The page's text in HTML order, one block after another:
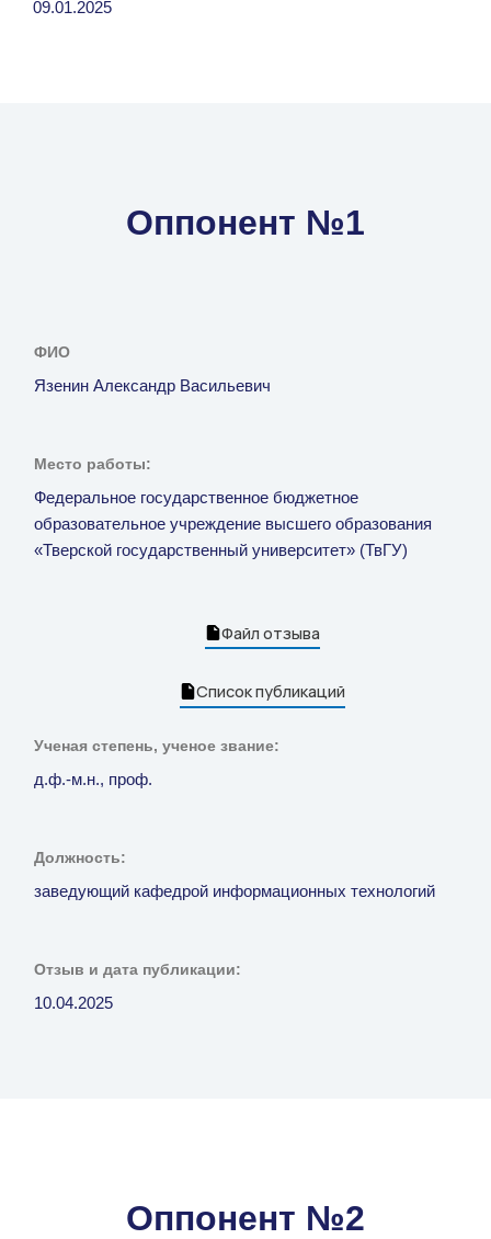
09.01.2025
Оппонент №1
ФИО
Язенин Александр Васильевич
Место работы:
Федеральное государственное бюджетное
образовательное учреждение высшего образования
«Тверской государственный университет» (ТвГУ)
Файл отзыва
Список публикаций
Ученая степень, ученое звание:
д.ф.-м.н., проф.
Должность:
заведующий кафедрой информационных технологий
Отзыв и дата публикации:
10.04.2025
Оппонент №2